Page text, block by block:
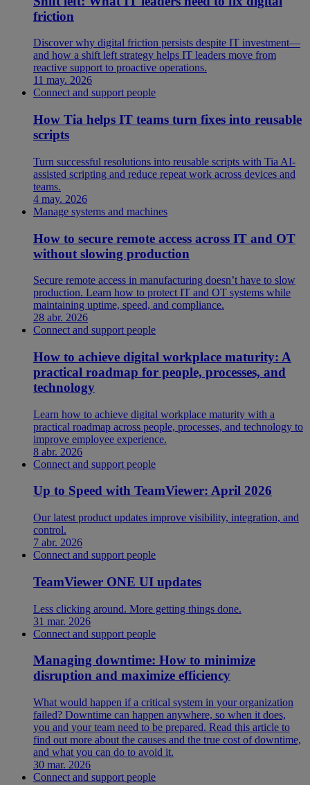
friction
Discover why digital friction persists despite IT investment—
and how a shift left strategy helps IT leaders move from
reactive support to proactive operations.
11 may. 2026
Connect and support people
How Tia helps IT teams turn fixes into reusable
scripts
Turn successful resolutions into reusable scripts with Tia AI-
assisted scripting and reduce repeat work across devices and
teams.
4 may. 2026
Manage systems and machines
How to secure remote access across IT and OT
without slowing production
Secure remote access in manufacturing doesn’t have to slow
production. Learn how to protect IT and OT systems while
maintaining uptime, speed, and compliance.
28 abr. 2026
Connect and support people
How to achieve digital workplace maturity: A
practical roadmap for people, processes, and
technology
Learn how to achieve digital workplace maturity with a
practical roadmap across people, processes, and technology to
improve employee experience.
8 abr. 2026
Connect and support people
Up to Speed with TeamViewer: April 2026
Our latest product updates improve visibility, integration, and
control.
7 abr. 2026
Connect and support people
TeamViewer ONE UI updates
Less clicking around. More getting things done.
31 mar. 2026
Connect and support people
Managing downtime: How to minimize
disruption and maximize efficiency
What would happen if a critical system in your organization
failed? Downtime can happen anywhere, so when it does,
you and your team need to be prepared. Read this article to
find out more about the causes and the true cost of downtime,
and what you can do to avoid it.
30 mar. 2026
Connect and support people